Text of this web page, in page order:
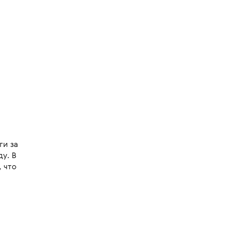
за
В
что